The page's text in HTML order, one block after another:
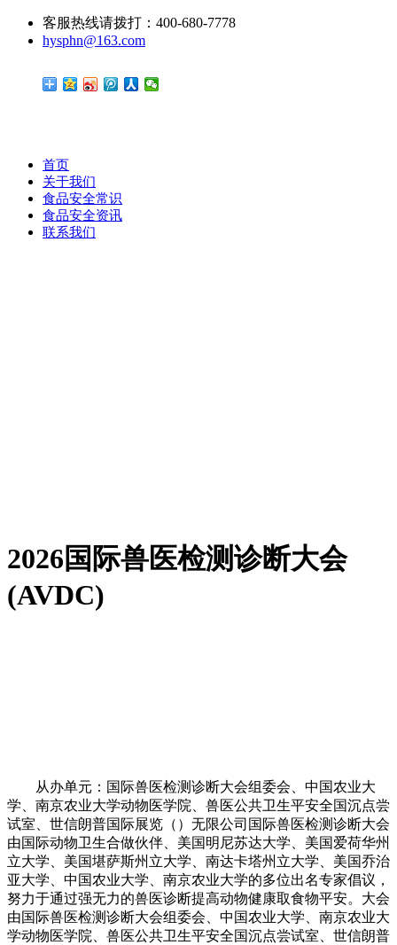
客服热线请拨打：400-680-7778
hysphn@163.com
首页
关于我们
食品安全常识
食品安全资讯
联系我们
2026国际兽医检测诊断大会
(AVDC)
从办单元：国际兽医检测诊断大会组委会、中国农业大
学、南京农业大学动物医学院、兽医公共卫生平安全国沉点尝
试室、世信朗普国际展览（）无限公司国际兽医检测诊断大会
由国际动物卫生合做伙伴、美国明尼苏达大学、美国爱荷华州
立大学、美国堪萨斯州立大学、南达卡塔州立大学、美国乔治
亚大学、中国农业大学、南京农业大学的多位出名专家倡议，
努力于通过强无力的兽医诊断提高动物健康取食物平安。大会
由国际兽医检测诊断大会组委会、中国农业大学、南京农业大
学动物医学院、兽医公共卫生平安全国沉点尝试室、世信朗普